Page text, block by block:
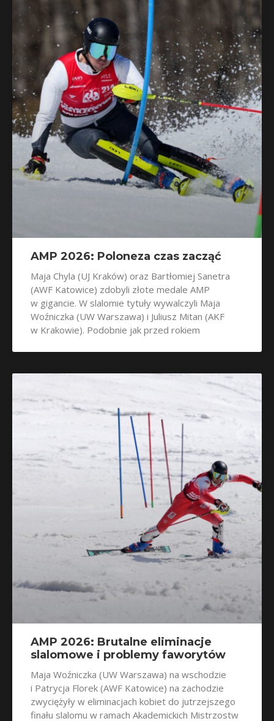
AMP 2026: Poloneza czas zacząć
Maja Chyla (UJ Kraków) oraz Bartłomiej Sanetra
(AWF Katowice) zdobyli złote medale AMP
w gigancie. W slalomie tytuły wywalczyli Maja
Woźniczka (UW Warszawa) i Juliusz Mitan (AKF
w Krakowie). Podobnie jak przed rokiem
AMP 2026: Brutalne eliminacje
slalomowe i problemy faworytów
Maja Woźniczka (UW Warszawa) na wschodzie
i Patrycja Florek (AWF Katowice) na zachodzie
zwyciężyły w eliminacjach kobiet do jutrzejszego
finału slalomu w ramach Akademickich Mistrzostw